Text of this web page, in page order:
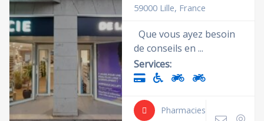
59000 Lille, France
Que vous ayez besoin
de conseils en ...
Services:
Pharmacies